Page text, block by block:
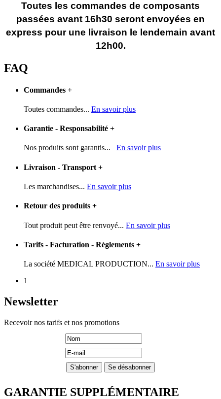
Toutes les commandes de composants
passées avant 16h30 seront envoyées en
express pour une livraison le lendemain avant
12h00.
FAQ
Commandes +
Toutes commandes... En savoir plus
Garantie - Responsabilité +
Nos produits sont garantis... En savoir plus
Livraison - Transport +
Les marchandises... En savoir plus
Retour des produits +
Tout produit peut être renvoyé... En savoir plus
Tarifs - Facturation - Règlements +
La société MEDICAL PRODUCTION... En savoir plus
1
Newsletter
Recevoir nos tarifs et nos promotions
GARANTIE SUPPLÉMENTAIRE